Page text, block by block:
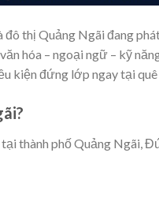
thị Quảng Ngãi đang
hóa – ngoại ngữ – kỹ
kiện đứng lớp ngay tại
thành phố Quảng Ngãi,